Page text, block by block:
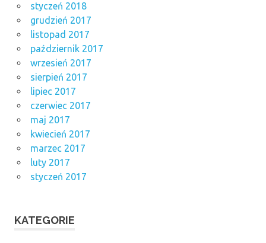
styczeń 2018
grudzień 2017
listopad 2017
październik 2017
wrzesień 2017
sierpień 2017
lipiec 2017
czerwiec 2017
maj 2017
kwiecień 2017
marzec 2017
luty 2017
styczeń 2017
KATEGORIE